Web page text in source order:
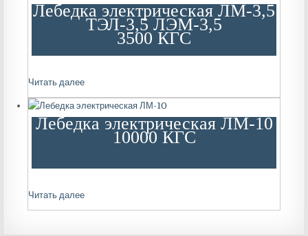
Лебедка электрическая ЛМ-3,5
ТЭЛ-3,5 ЛЭМ-3,5
3500 КГС
Читать далее
Лебедка электрическая ЛМ-10
10000 КГС
Читать далее